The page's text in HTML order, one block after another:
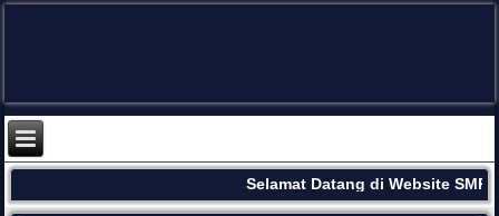
Selamat Datang di Website